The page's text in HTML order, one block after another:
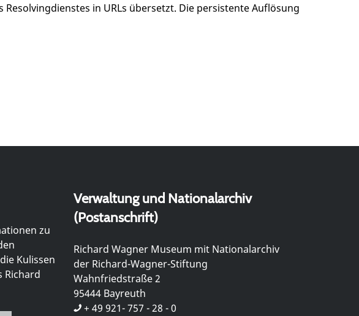
in URLs übersetzt. Die persistente Auflösung
zu
Kulissen
Richard
Verwaltung und Nationalarchiv
(Postanschrift)
Richard Wagner Museum mit Nationalarchiv
der Richard-Wagner-Stiftung
Wahnfriedstraße 2
95444 Bayreuth
+ 49 921- 757 - 28 - 0